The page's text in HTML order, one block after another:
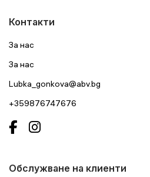
Контакти
За нас
За нас
Lubka_gonkova@abv.bg
+359876747676
Обслужване на клиенти